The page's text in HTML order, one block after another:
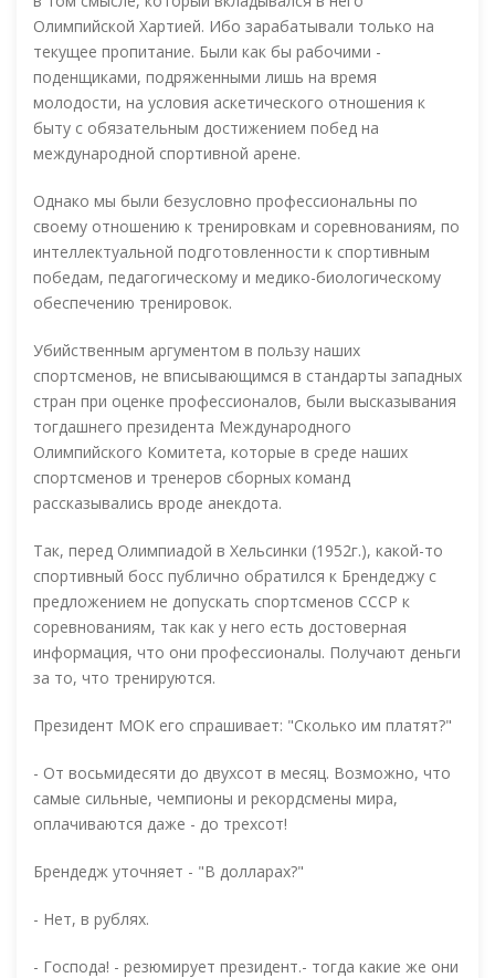
Олимпийской Хартией. Ибо зарабатывали только на
текущее пропитание. Были как бы рабочими -
поденщиками, подряженными лишь на время
молодости, на условия аскетического отношения к
быту с обязательным достижением побед на
международной спортивной арене.
Однако мы были безусловно профессиональны по
своему отношению к тренировкам и соревнованиям, по
интеллектуальной подготовленности к спортивным
победам, педагогическому и медико-биологическому
обеспечению тренировок.
Убийственным аргументом в пользу наших
спортсменов, не вписывающимся в стандарты западных
стран при оценке профессионалов, были высказывания
тогдашнего президента Международного
Олимпийского Комитета, которые в среде наших
спортсменов и тренеров сборных команд
рассказывались вроде анекдота.
Так, перед Олимпиадой в Хельсинки (1952г.), какой-то
спортивный босс публично обратился к Брендеджу с
предложением не допускать спортсменов СССР к
соревнованиям, так как у него есть достоверная
информация, что они профессионалы. Получают деньги
за то, что тренируются.
Президент МОК его спрашивает: "Сколько им платят?"
- От восьмидесяти до двухсот в месяц. Возможно, что
самые сильные, чемпионы и рекордсмены мира,
оплачиваются даже - до трехсот!
Брендедж уточняет - "В долларах?"
- Нет, в рублях.
- Господа! - резюмирует президент.- тогда какие же они